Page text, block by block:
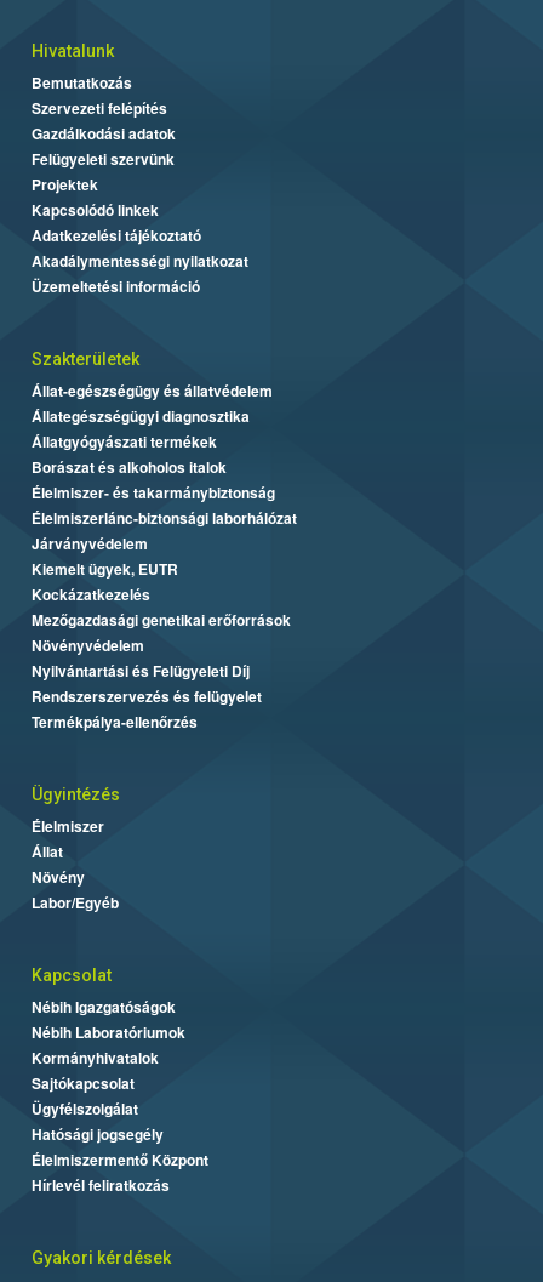
Hivatalunk
Bemutatkozás
Szervezeti felépítés
Gazdálkodási adatok
Felügyeleti szervünk
Projektek
Kapcsolódó linkek
Adatkezelési tájékoztató
Akadálymentességi nyilatkozat
Üzemeltetési információ
Szakterületek
Állat-egészségügy és állatvédelem
Állategészségügyi diagnosztika
Állatgyógyászati termékek
Borászat és alkoholos italok
Élelmiszer- és takarmánybiztonság
Élelmiszerlánc-biztonsági laborhálózat
Járványvédelem
Kiemelt ügyek, EUTR
Kockázatkezelés
Mezőgazdasági genetikai erőforrások
Növényvédelem
Nyilvántartási és Felügyeleti Díj
Rendszerszervezés és felügyelet
Termékpálya-ellenőrzés
Ügyintézés
Élelmiszer
Állat
Növény
Labor/Egyéb
Kapcsolat
Nébih Igazgatóságok
Nébih Laboratóriumok
Kormányhivatalok
Sajtókapcsolat
Ügyfélszolgálat
Hatósági jogsegély
Élelmiszermentő Központ
Hírlevél feliratkozás
Gyakori kérdések